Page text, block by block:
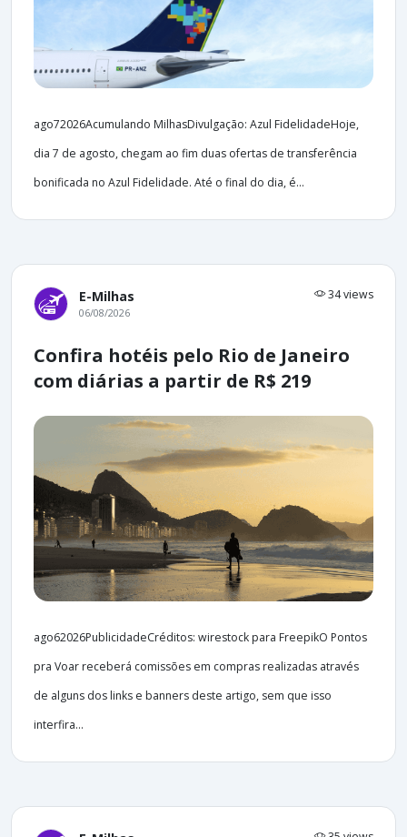
ago72026Acumulando MilhasDivulgação: Azul FidelidadeHoje,
dia 7 de agosto, chegam ao fim duas ofertas de transferência
bonificada no Azul Fidelidade. Até o final do dia, é...
E-Milhas 34 views
06/08/2026
Confira hotéis pelo Rio de Janeiro
com diárias a partir de R$ 219
ago62026PublicidadeCréditos: wirestock para FreepikO Pontos
pra Voar receberá comissões em compras realizadas através
de alguns dos links e banners deste artigo, sem que isso
interfira...